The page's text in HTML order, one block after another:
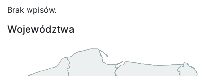
Brak wpisów.
Województwa